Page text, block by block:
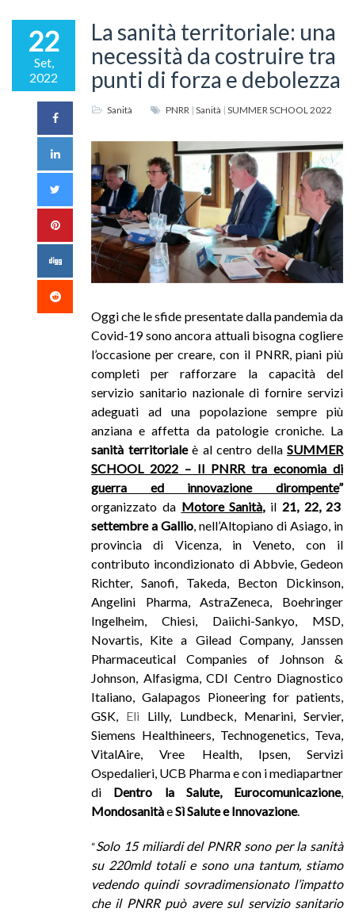
22
Set,
2022
La sanità territoriale: una
necessità da costruire tra
punti di forza e debolezza
Sanità PNRR | Sanità | SUMMER SCHOOL 2022
Oggi che le sfide presentate dalla pandemia da
Covid-19 sono ancora attuali bisogna cogliere
l’occasione per creare, con il PNRR, piani più
completi per rafforzare la capacità del
servizio sanitario nazionale di fornire servizi
adeguati ad una popolazione sempre più
anziana e affetta da patologie croniche. La
sanità territorialeè al centro della SUMMER
SCHOOL 2022 – Il PNRR tra economia di
guerra ed innovazione dirompente”
organizzato da Motore Sanità,il 21, 22, 23
settembre a Gallio, nell’Altopiano di Asiago, in
provincia di Vicenza, in Veneto, con il
contributo incondizionato di Abbvie, Gedeon
Richter, Sanofi, Takeda, Becton Dickinson,
Angelini Pharma, AstraZeneca, Boehringer
Ingelheim, Chiesi, Daiichi-Sankyo, MSD,
Novartis, Kite a Gilead Company, Janssen
Pharmaceutical Companies of Johnson &
Johnson, Alfasigma, CDI Centro Diagnostico
Italiano, Galapagos Pioneering for patients,
GSK, Eli Lilly, Lundbeck, Menarini, Servier,
Siemens Healthineers, Technogenetics, Teva,
VitalAire, Vree Health, Ipsen, Servizi
Ospedalieri, UCB Pharma e con i mediapartner
di Dentro la Salute, Eurocomunicazione,
MondosanitàeSì Salute e Innovazione.
“Solo 15 miliardi del PNRR sono per la sanità
su 220mld totali e sono una tantum, stiamo
vedendo quindi sovradimensionato l’impatto
che il PNRR può avere sul servizio sanitario